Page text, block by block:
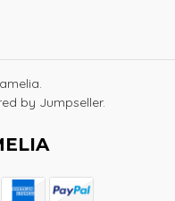
by Jumpseller.